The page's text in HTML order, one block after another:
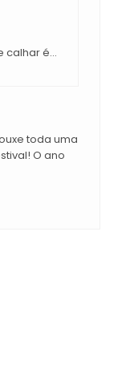
calhar é...
toda uma
O ano